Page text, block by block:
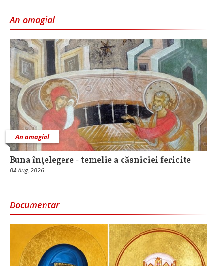
An omagial
An omagial
Buna înțelegere - temelie a căsniciei fericite
04 Aug, 2026
Documentar